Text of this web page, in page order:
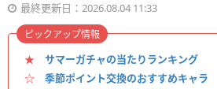
最終更新日：2026.08.04 11:33
★ サマーガチャの当たりランキング
☆ 季節ポイント交換のおすすめキャラ
ピックアップ情報